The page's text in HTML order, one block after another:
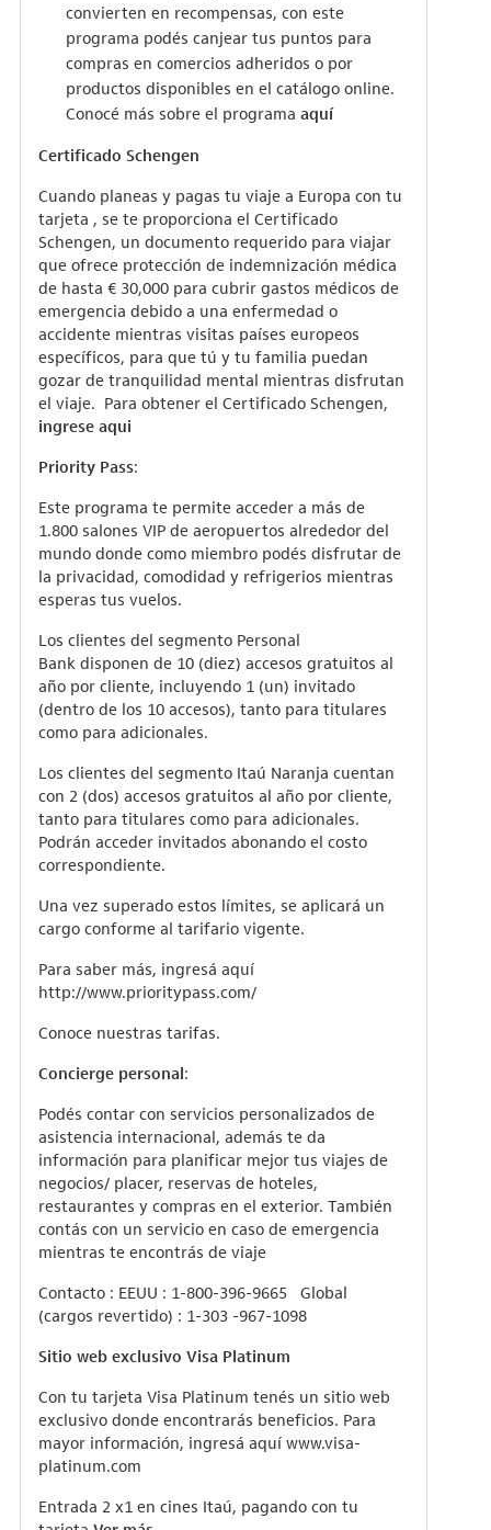
convierten en recompensas, con este
programa podés canjear tus puntos para
compras en comercios adheridos o por
productos disponibles en el catálogo online.
Conocé más sobre el programaaquí
Certificado Schengen
Cuando planeas y pagas tu viaje a Europa con tu
tarjeta , se te proporciona el Certificado
Schengen, un documento requerido para viajar
que ofrece protección de indemnización médica
de hasta € 30,000 para cubrir gastos médicos de
emergencia debido a una enfermedad o
accidente mientras visitas países europeos
específicos, para que tú y tu familia puedan
gozar de tranquilidad mental mientras disfrutan
el viaje. Para obtener el Certificado Schengen,
ingrese aqui
Priority Pass:
Este programa te permite acceder a más de
1.800 salones VIP de aeropuertos alrededor del
mundo donde como miembro podés disfrutar de
la privacidad, comodidad y refrigerios mientras
esperas tus vuelos.
Los clientes del segmento Personal
Bank disponen de 10 (diez) accesos gratuitos al
año por cliente, incluyendo 1 (un) invitado
(dentro de los 10 accesos), tanto para titulares
como para adicionales.
Los clientes del segmento Itaú Naranja cuentan
con 2 (dos) accesos gratuitos al año por cliente,
tanto para titulares como para adicionales.
Podrán acceder invitados abonando el costo
correspondiente.
Una vez superado estos límites, se aplicará un
cargo conforme al tarifario vigente.
Para saber más, ingresá aquí
http://www.prioritypass.com/
Conoce nuestras tarifas.
Concierge personal:
Podés contar con servicios personalizados de
asistencia internacional, además te da
información para planificar mejor tus viajes de
negocios/ placer, reservas de hoteles,
restaurantes y compras en el exterior. También
contás con un servicio en caso de emergencia
mientras te encontrás de viaje
Contacto : EEUU : 1-800-396-9665 Global
(cargos revertido) : 1-303 -967-1098
Sitio web exclusivo Visa Platinum
Con tu tarjeta Visa Platinum tenés un sitio web
exclusivo donde encontrarás beneficios. Para
mayor información, ingresá aquíwww.visa-
platinum.com
Entrada 2 x1 en cines Itaú, pagando con tu